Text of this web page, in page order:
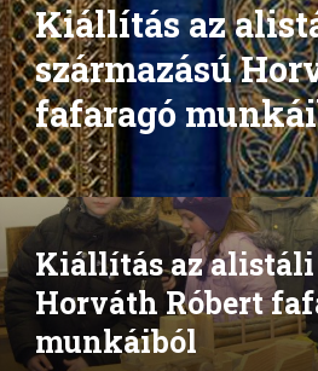
Kiállítás az
származású
fafaragó
Kiállítás az alistáli
Horváth Róbert
munkáiból